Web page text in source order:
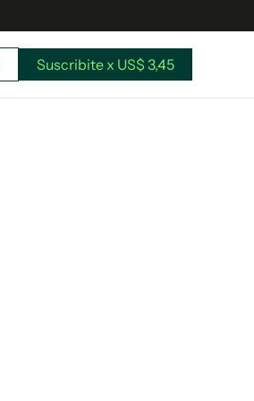
Suscribite x US$ 3,45